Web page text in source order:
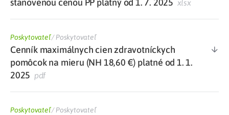
stanovenou cenou PP platný od 1. 7. 2025 xlsx
Poskytovateľ/Poskytovateľ
Cenník maximálnych cien zdravotníckych
pomôcok na mieru (NH 18,60 €) platné od 1. 1.
2025 pdf
Poskytovateľ/Poskytovateľ